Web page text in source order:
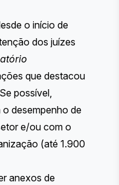
o início de
dos juízes
que destacou
possível,
desempenho de
e/ou com o
(até 1.900
anexos de